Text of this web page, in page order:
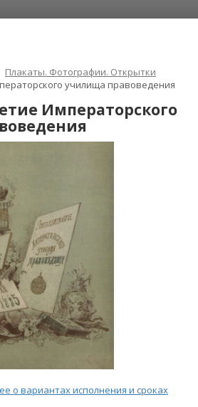
Плакаты. Фотографии. Открытки
училища правоведения
Императорского
о вариантах исполнения и сроках